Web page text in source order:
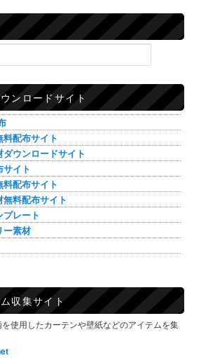
ンロードサイト
配布サイト
ウンロードサイト
イト
料配布サイト
料配布サイト
レート
ー素材
収集サイト
使用したカーテンや壁紙などのアイテムを集